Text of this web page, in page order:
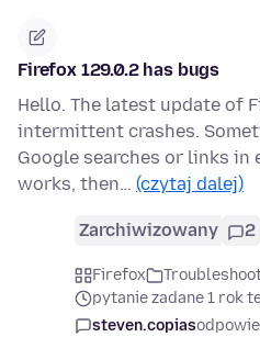
Firefox 129.0.2 has bugs
Hello. The latest update of
intermittent crashes.
Google searches or links
works, then… (czytaj dalej)
Zarchiwizowany 2
Firefox
pytanie zadane 1 rok
steven.copias